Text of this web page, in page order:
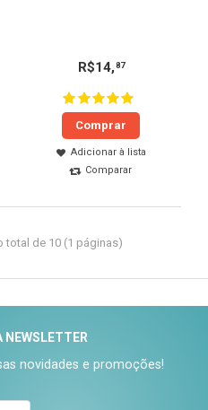
R$14, 87
Comprar
Adicionar à lista
Comparar
total de 10 (1 páginas)
NEWSLETTER
novidades e promoções!